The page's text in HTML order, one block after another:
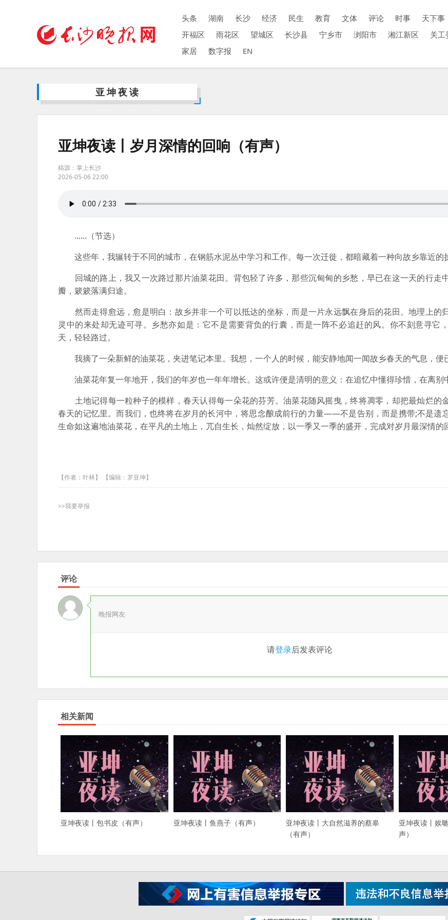
头条 湖南 长沙 经济 民生 教育 文体 评论 时事 天下事
开福区
雨花区 望城区 长沙县 宁乡市 浏阳市 湘江新区 关工
家居
数字报 EN
亚坤夜读
亚坤夜读丨岁月深情的回响（有声）
稿源：掌上长沙
2026-05-06 22:00
......（节选）
这些年，我辗转于不同的城市，在钢筋水泥丛中学习和工作。每一次迁徙，都暗藏着一种向故乡靠近的
回城的路上，我又一次路过那片油菜花田。背包轻了许多，那些沉甸甸的乡愁，早已在这一天的行走
瓣，簌簌落满归途。
然而走得愈远，愈是明白：故乡并非一个可以抵达的坐标，而是一片永远飘在身后的花田。地理上的
灵中的来处却无迹可寻。乡愁亦如是：它不是需要背负的行囊，而是一阵不必追赶的风。你不刻意寻它
天，轻轻路过。
我摘了一朵新鲜的油菜花，夹进笔记本里。我想，一个人的时候，能安静地闻一闻故乡春天的气息，便
油菜花年复一年地开，我们的年岁也一年年增长。这或许便是清明的意义：在追忆中懂得珍惜，在离别
土地记得每一粒种子的模样，春天认得每一朵花的芬芳。油菜花随风摇曳，终将凋零，却把最灿烂的
春天的记忆里。而我们，也终将在岁月的长河中，将思念酿成前行的力量——不是告别，而是携带;不是遗
生命如这遍地油菜花，在平凡的土地上，兀自生长，灿然绽放，以一季又一季的盛开，完成对岁月最深情的
【作者：叶林】 【编辑：罗亚坤】
>>我要举报
评论
晚报网友
请登录后发表评论
相关新闻
亚坤夜读丨包书皮（有声） 亚坤夜读丨鱼燕子（有声）
亚坤夜读丨大自然滋养的蔡皋
（有声）
亚坤夜读丨娭
声）